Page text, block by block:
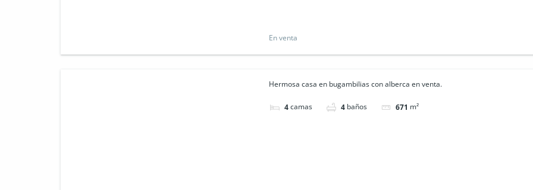
En venta
Hermosa casa en bugambilias con alberca en venta.
4camas 4 baños 671 m²